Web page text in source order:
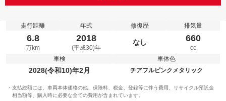
走行距離
6.8
万km
年式
2018
(平成30)年
修復歴
なし
排気量
660
cc
車検
2028(令和10)年2月
車体色
チアフルピンクメタリック
支払総額には、車両本体価格の他、保険料、税金、登録等に伴う費用、リサイクル預託金
相当額等、購入時に必要な全ての費用が含まれています。